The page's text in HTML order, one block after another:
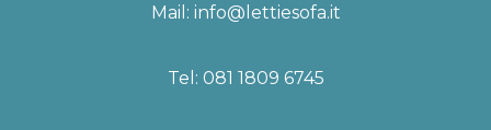
Mail: info@lettiesofa.it
Tel: 081 1809 6745